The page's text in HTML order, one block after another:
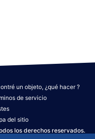
un objeto, ¿qué hacer ?
de servicio
del sitio
los derechos reservados.